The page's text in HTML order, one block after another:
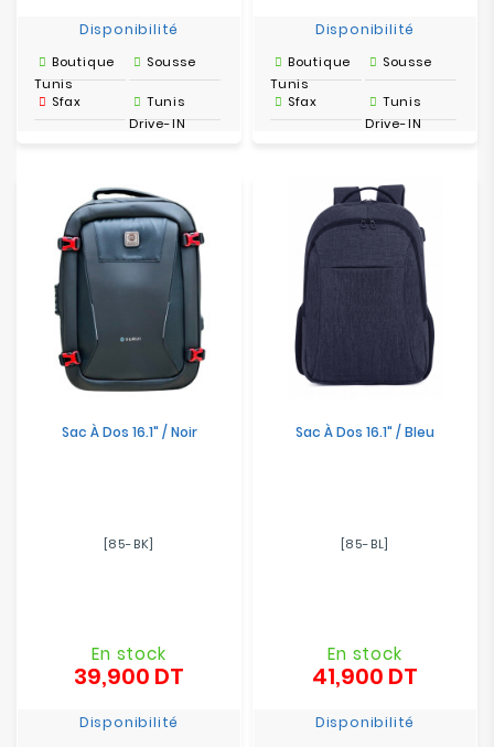
Disponibilité
Boutique
Tunis
Sousse
Sfax
Tunis
Drive-IN
Disponibilité
Boutique
Tunis
Sousse
Sfax
Tunis
Drive-IN
Sac À Dos 16.1" / Noir
[85-BK]
En stock
39,900 DT
Disponibilité
Sac À Dos 16.1" / Bleu
[85-BL]
En stock
41,900 DT
Disponibilité